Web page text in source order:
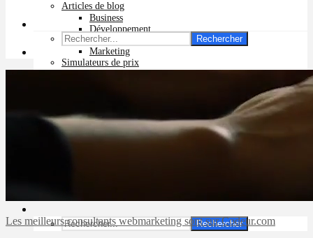
Articles de blog
Business
Développement
Graphisme
Marketing
Simulateurs de prix
Prix pub Instagram
Prix logiciel
Prix chatbot
Rechercher
Rechercher
Les meilleurs consultants webmarketing sont sur Codeur.com